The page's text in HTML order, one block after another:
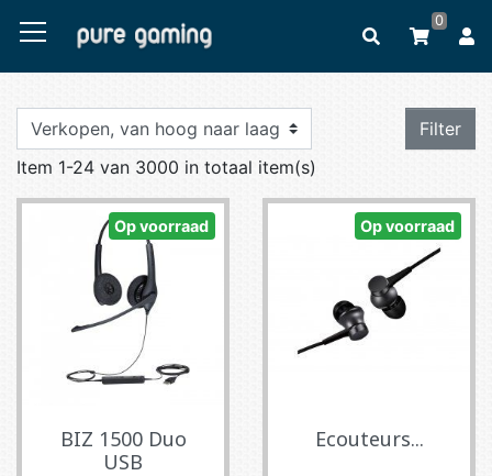
0
Filter
Item 1-24 van 3000 in totaal item(s)
Op voorraad
BIZ 1500 Duo
USB
Op voorraad
Ecouteurs...